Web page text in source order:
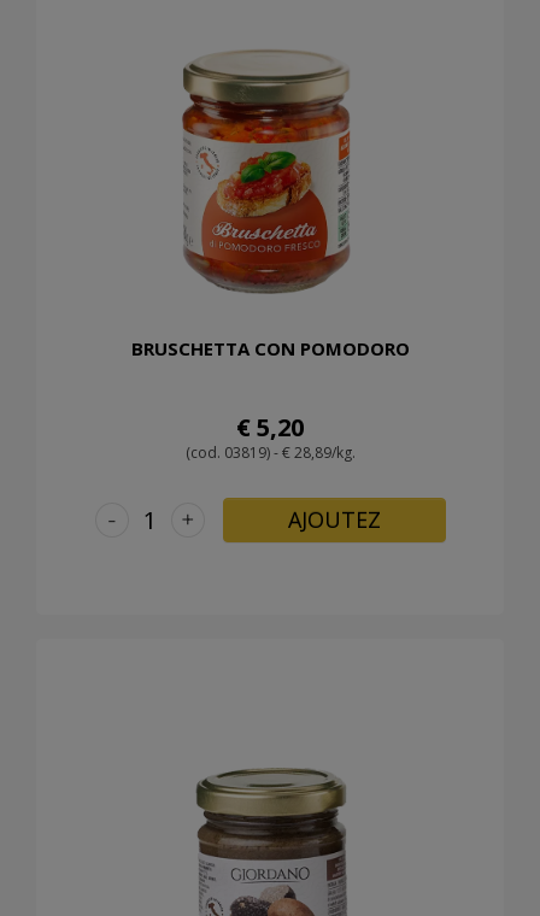
BRUSCHETTA CON POMODORO
€ 5,20
(cod. 03819) - € 28,89/kg.
+
- AJOUTEZ